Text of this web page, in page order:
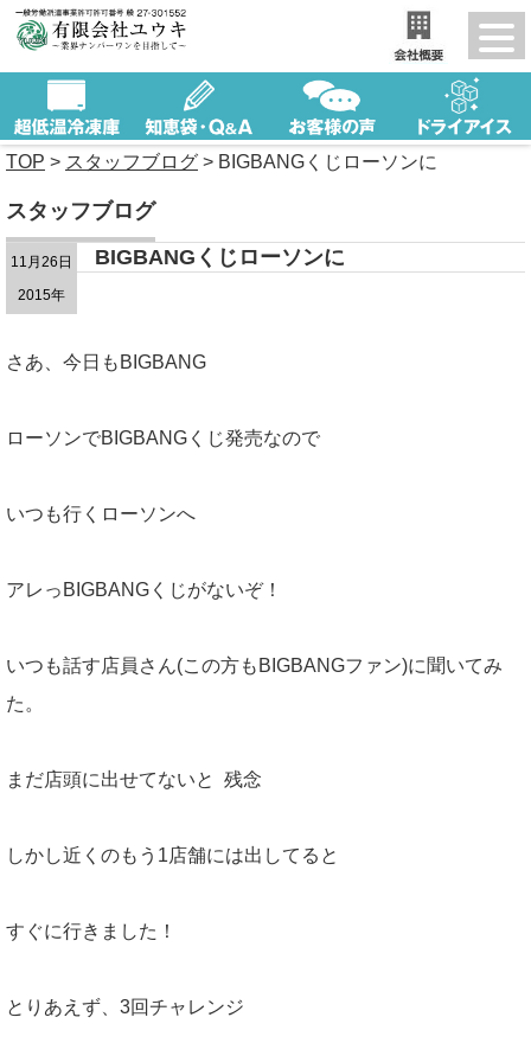
TOP > スタッフブログ > BIGBANGくじローソンに
スタッフブログ
11月26日
2015年
BIGBANGくじローソンに
さあ、今日もBIGBANG
ローソンでBIGBANGくじ発売なので
いつも行くローソンへ
アレっBIGBANGくじがないぞ！
いつも話す店員さん(この方もBIGBANGファン)に聞いてみ
た。
まだ店頭に出せてないと 残念
しかし近くのもう1店舗には出してると
すぐに行きました！
とりあえず、3回チャレンジ